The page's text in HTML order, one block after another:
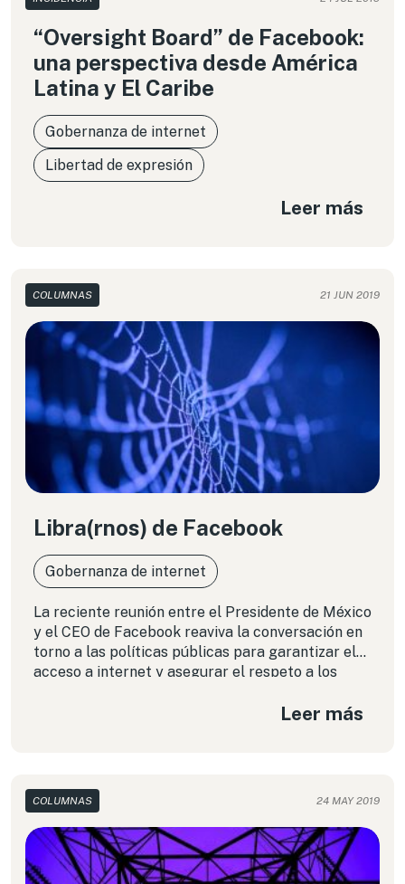
“Oversight Board” de Facebook:
una perspectiva desde América
Latina y El Caribe
Gobernanza de internet
Libertad de expresión
Leer más
COLUMNAS 21 JUN 2019
Libra(rnos) de Facebook
Gobernanza de internet
La reciente reunión entre el Presidente de México
y el CEO de Facebook reaviva la conversación en
torno a las políticas públicas para garantizar el
acceso a internet y asegurar el respeto a los
Leer más
COLUMNAS 24 MAY 2019